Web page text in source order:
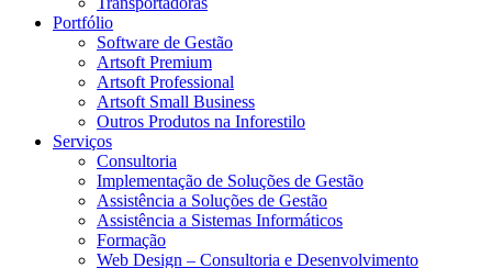
Portfólio
Software de Gestão
Artsoft Premium
Artsoft Professional
Artsoft Small Business
Outros Produtos na Inforestilo
Serviços
Consultoria
Implementação de Soluções de Gestão
Assistência a Soluções de Gestão
Assistência a Sistemas Informáticos
Formação
Web Design – Consultoria e Desenvolvimento